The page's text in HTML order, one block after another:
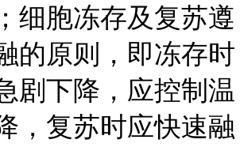
细胞冻存及复苏遵
的原则，即冻存时
剧下降，应控制温
，复苏时应快速融